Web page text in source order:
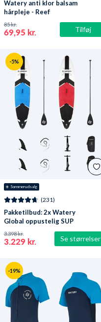
Tilføj
Watery anti klor balsam
hårpleje - Reef
69,95 kr.
85 kr.
-5%
☀️ Sommerudsalg
Se størrelser
(231)
Pakketilbud: 2x Watery
Global oppustelig SUP
PaddleBoard 10'6
3.229 kr.
3.398 kr.
-19%